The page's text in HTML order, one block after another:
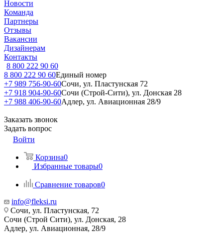
Новости
Команда
Партнеры
Отзывы
Вакансии
Дизайнерам
Контакты
8 800 222 90 60
8 800 222 90 60Единый номер
+7 989 756-90-60Сочи, ул. Пластунская 72
+7 918 904-90-60Сочи (Строй-Сити), ул. Донская 28
+7 988 406-90-60Адлер, ул. Авиационная 28/9
Заказать звонок
Задать вопрос
Войти
Корзина0
Избранные товары0
Сравнение товаров0
info@fleksi.ru
Сочи, ул. Пластунская, 72
Сочи (Строй Сити), ул. Донская, 28
Адлер, ул. Авиационная, 28/9